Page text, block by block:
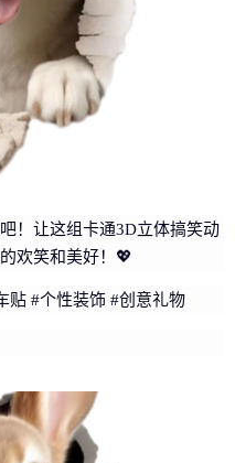
！让这组卡通3D立体搞笑动
欢笑和美好！💖
贴 #个性装饰 #创意礼物